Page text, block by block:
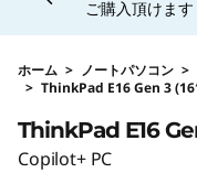
a
o
ご購入頂けま
ホーム > ノートパソコン >
> ThinkPad E16 Gen 3
ThinkPad E16
Copilot+ PC